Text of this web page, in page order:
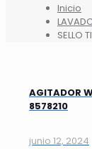
Inicio
SELLO
AGITADOR
8578210
junio 12, 2024